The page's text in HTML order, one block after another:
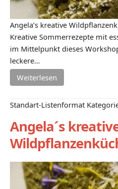
Angela’s kreative
Kreative Sommerrezepte mit
im Mittelpunkt dieses
leckere…
Weiterlesen
Standart-Listenformat
Angela´s